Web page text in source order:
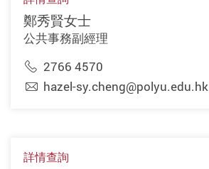
鄭秀賢女士
公共事務副經理
2766 4570
hazel-sy.cheng@polyu.edu.hk
詳情查詢